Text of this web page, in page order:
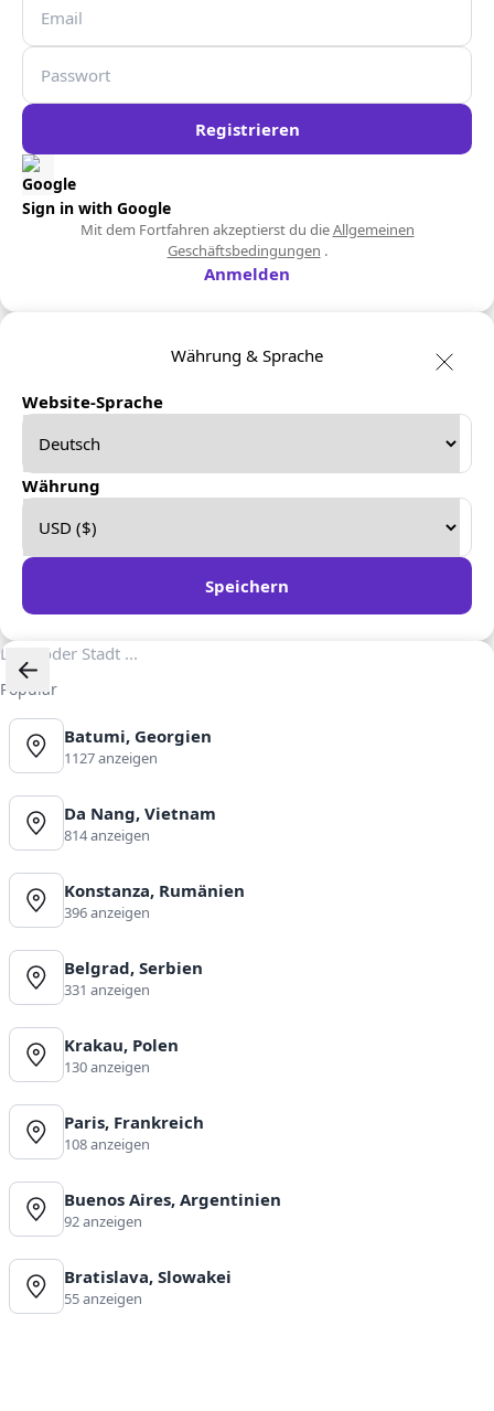
Registrieren
Sign in with Google
Mit dem Fortfahren akzeptierst du dieAllgemeinen
Geschäftsbedingungen .
Anmelden
Währung & Sprache
Website-Sprache
Währung
Speichern
Popular
Batumi, Georgien
1127 anzeigen
Da Nang, Vietnam
814 anzeigen
Konstanza, Rumänien
396 anzeigen
Belgrad, Serbien
331 anzeigen
Krakau, Polen
130 anzeigen
Paris, Frankreich
108 anzeigen
Buenos Aires, Argentinien
92 anzeigen
Bratislava, Slowakei
55 anzeigen